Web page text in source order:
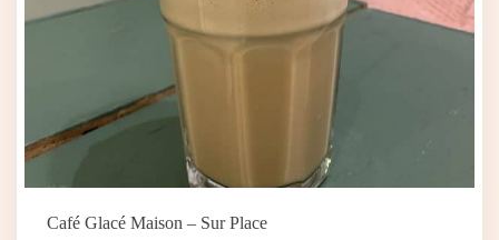
Café Glacé Maison – Sur Place